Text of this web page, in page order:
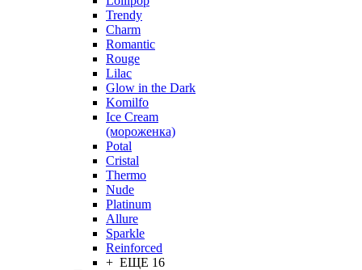
Trendy
Charm
Romantic
Rouge
Lilac
Glow in the Dark
Komilfo
Ice Cream
(мороженка)
Potal
Cristal
Thermo
Nude
Platinum
Allure
Sparkle
Reinforced
+ ЕЩЕ 16